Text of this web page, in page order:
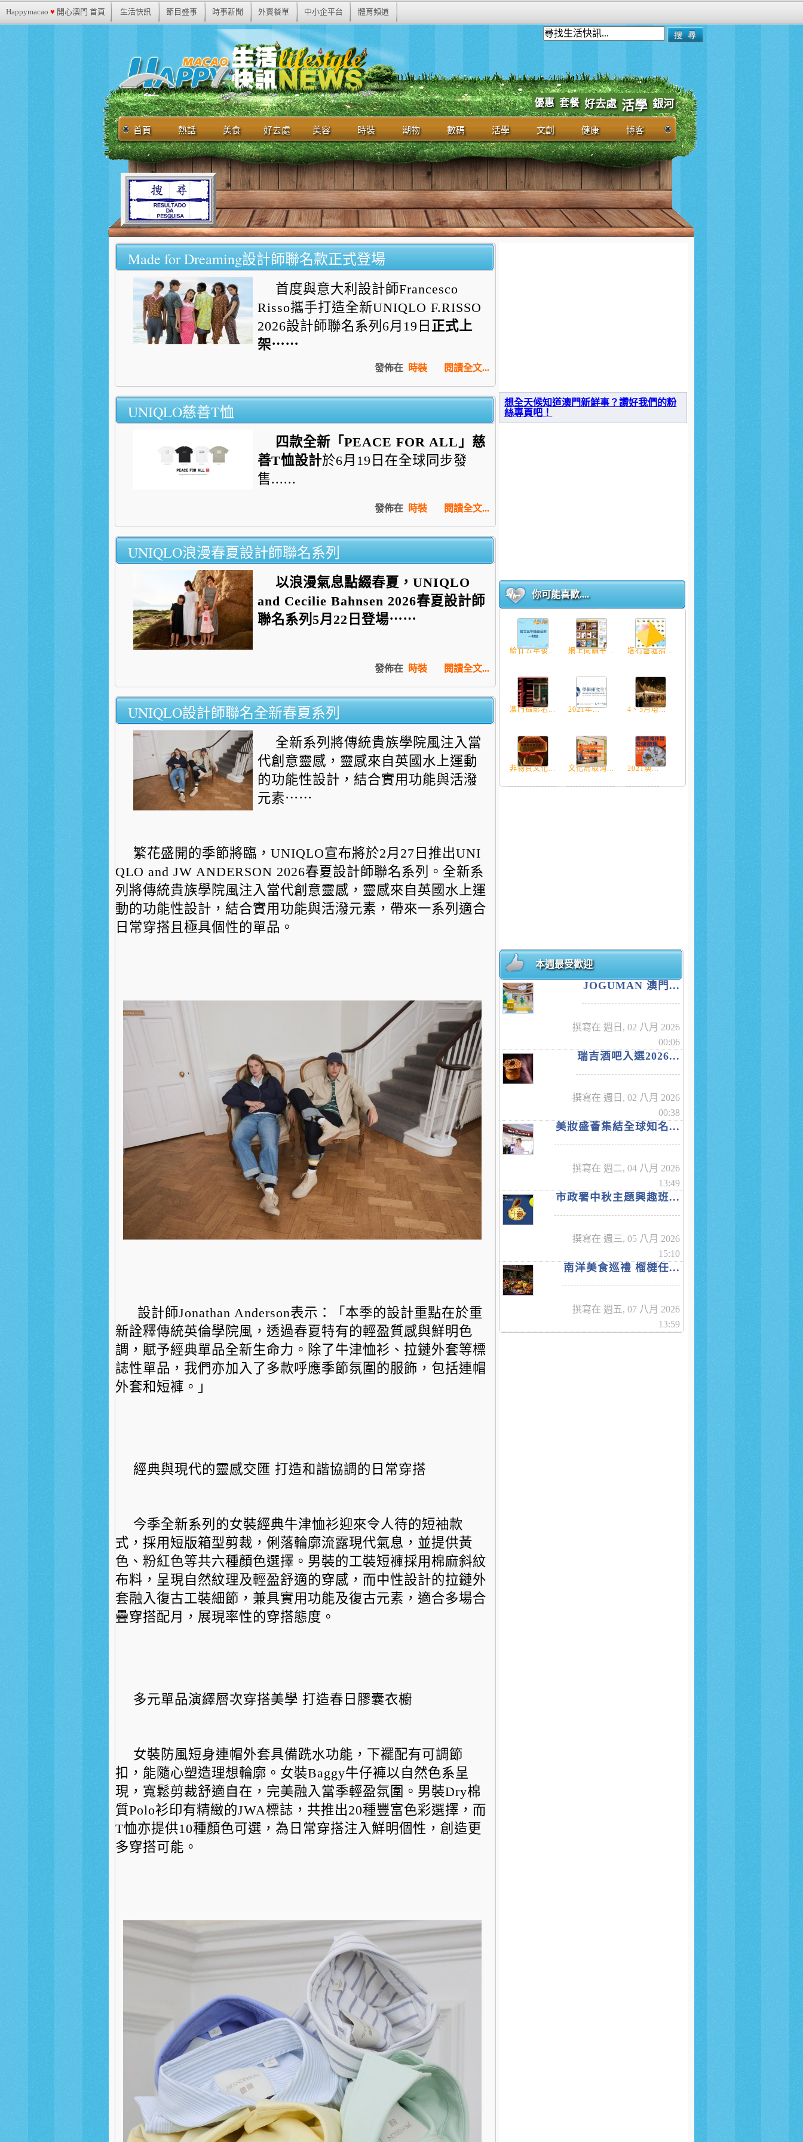
Happymacao ♥ 開心澳門 首頁 生活快訊 節目盛事 時事新聞 外賣餐單 中小企平台 體育頻道
優惠 套餐 好去處 活學 銀河
首頁 熱話 美食 好去處 美容 時裝 潮物 數碼 活學 文創 健康 博客
Made for Dreaming設計師聯名款正式登場
首度與意大利設計師Francesco
Risso攜手打造全新UNIQLO F.RISSO
2026設計師聯名系列6月19日 正式上
架⋯⋯
閱讀全文...
發佈在 時裝
UNIQLO慈善T恤
四款全新「 PEACE FOR ALL 」慈
善T恤設計於6月19日在全球同步發
售......
閱讀全文...
發佈在 時裝
UNIQLO浪漫春夏設計師聯名系列
以浪漫氣息點綴春夏， UNIQLO
and Cecilie Bahnsen 2026春夏設計師
聯名系列 5月 22 日登場⋯⋯
閱讀全文...
發佈在 時裝
UNIQLO設計師聯名全新春夏系列
全新系列將傳統貴族學院風注入當
代創意靈感， 靈感來自英國水上運動
的功能性設計，結合實用功能與活潑
元素⋯⋯
繁花盛開的季節將臨，UNIQLO宣布將於2月27日推出UNI
QLO and JW ANDERSON 2026春夏設計師聯名系列。 全新系
列將傳統貴族學院風注入當代創意靈感， 靈感來自英國水上運
動的功能性設計，結合實用功能與活潑元素， 帶來一系列適合
日常穿搭且極具個性的單品。
設計師Jonathan Anderson表示：「 本季的設計重點在於重
新詮釋傳統英倫學院風， 透過春夏特有的輕盈質感與鮮明色
調，賦予經典單品全新生命力。 除了牛津恤衫、拉鏈外套等標
誌性單品， 我們亦加入了多款呼應季節氛圍的服飾，包括連帽
外套和短褲。」
經典與現代的靈感交匯 打造和諧協調的日常穿搭
今季全新系列的女裝經典牛津恤衫迎來令人待的短袖款
式， 採用短版箱型剪裁，俐落輪廓流露現代氣息，並提供黃
色、 粉紅色等共六種顏色選擇。男裝的工裝短褲採用棉麻斜紋
布料， 呈現自然紋理及輕盈舒適的穿感， 而中性設計的拉鏈外
套融入復古工裝細節， 兼具實用功能及復古元素，適合多場合
疊穿搭配月， 展現率性的穿搭態度。
多元單品演繹層次穿搭美學 打造春日膠囊衣櫥
女裝防風短身連帽外套具備跣水功能，下襬配有可調節
扣， 能隨心塑造理想輪廓。女裝Baggy牛仔褲以自然色系呈
現， 寬鬆剪裁舒適自在，完美融入當季輕盈氛圍。男裝Dry棉
質Polo衫印有精緻的JWA標誌，共推出20種豐富色彩選擇，而
T恤亦提供10種顏色可選，為日常穿搭注入鮮明個性， 創造更
多穿搭可能。
想全天候知道澳門新鮮事？讚好我們的粉
絲專頁吧！
你可能喜歡....
給廿五年後... 網上閱讀平... 塔石藝墟招...
澳門攝影名... 2021年... 4、5月塔...
非物質文化... 文化局取消... 2021澳...
本週最受歡迎
JOGUMAN 澳門...
撰寫在 週日, 02 八月 2026
00:06
瑞吉酒吧入選2026...
撰寫在 週日, 02 八月 2026
00:38
美妝盛薈集結全球知名...
撰寫在 週二, 04 八月 2026
13:49
市政署中秋主題興趣班...
撰寫在 週三, 05 八月 2026
15:10
南洋美食巡禮 榴槤任...
撰寫在 週五, 07 八月 2026
13:59